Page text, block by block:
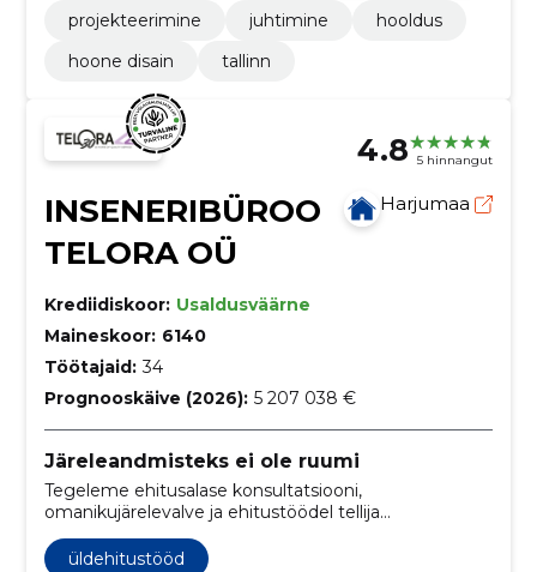
projekteerimine
juhtimine
hooldus
hoone disain
tallinn
4.8 5 hinnangut
INSENERIBÜROO
TELORA OÜ
Harjumaa
Krediidiskoor: Usaldusväärne
Maineskoor: 6140
Töötajaid: 34
Prognooskäive (2026): 5 207 038 €
Järeleandmisteks ei ole ruumi
Tegeleme ehitusalase konsultatsiooni,
omanikujärelevalve ja ehitustöödel tellija
nõustamisega, olles üks juhtivaid ettevõtteid selles
valdkonnas Eestis.
üldehitustööd